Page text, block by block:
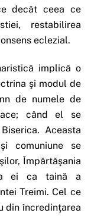
decât ceea ce
restabilirea
eclezial.
implică o
şi modul de
de numele de
când el se
Aceasta
comuniune se
Împărtăşania
ei ca taină a
Treimi. Cel ce
din încredinţarea